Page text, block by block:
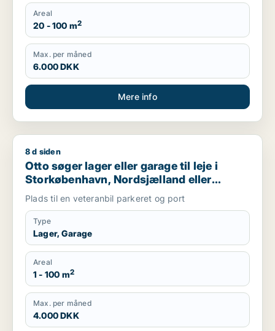
Areal
20 - 100 m2
Max. per måned
6.000 DKK
Mere info
Otto søger lager eller garage til leje i Storkøbenhavn,
8 d siden
Otto søger lager eller garage til leje i
Storkøbenhavn, Nordsjælland eller
Region Sjælland
Plads til en veteranbil parkeret og port
Type
Lager, Garage
Areal
1 - 100 m2
Max. per måned
4.000 DKK